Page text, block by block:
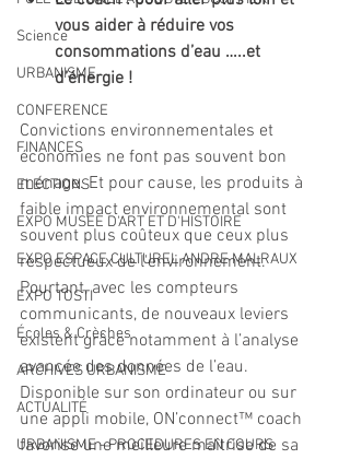
Science
URBANISME
CONFERENCE
FINANCES
ELECTIONS
EXPO MUSEE D'ART ET D'HISTOIRE
EXPO ESPACE CULTUREL ANDRE MALRAUX
EXPO TOSTI
Écoles & Crèches
ARCHIVES URBANISME
ACTUALITÉ
URBANISME - PROCEDURES EN COURS
vous aider à réduire vos
consommations d’eau …..et
d’énergie !
Convictions environnementales et
économies ne font pas souvent bon
ménage. Et pour cause, les produits à
faible impact environnemental sont
souvent plus coûteux que ceux plus
respectueux de l'environnement.
Pourtant, avec les compteurs
communicants, de nouveaux leviers
existent grâce notamment à l’analyse
avancée des données de l’eau.
Disponible sur son ordinateur ou sur
une appli mobile, ON’connect™ coach
favorise une meilleure maîtrise de sa